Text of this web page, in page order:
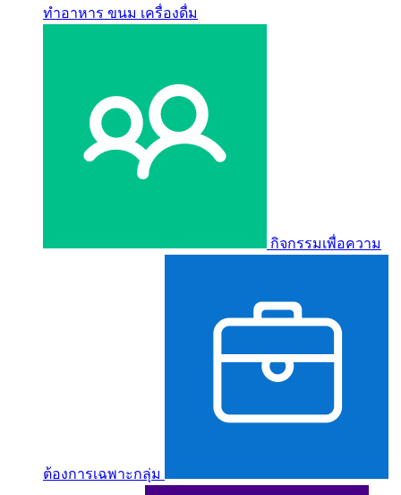
ทำอาหาร ขนม เครื่องดื่ม
กิจกรรมเพื่อความ
ต้องการเฉพาะกลุ่ม